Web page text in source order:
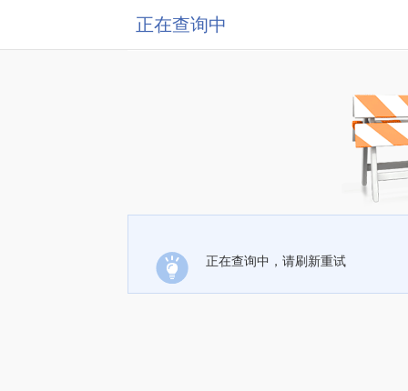
正在查询中
正在查询中，请刷新重试